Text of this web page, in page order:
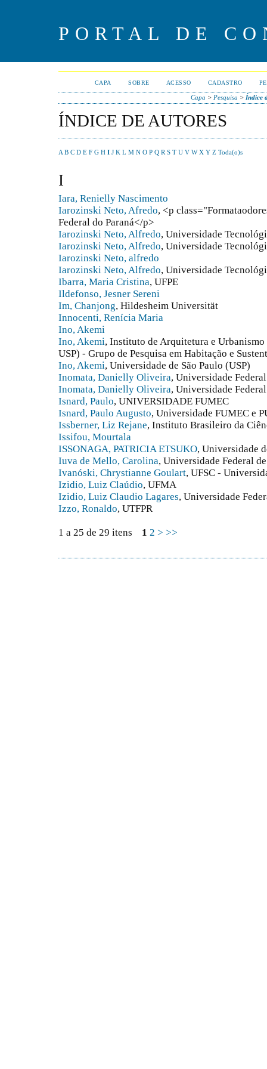
PORTAL DE
CAPA SOBRE ACESSO CADASTRO
Capa > Pesquisa > Índice
ÍNDICE DE AUTORES
A B C D E F G H I J K L M N O P Q R S T U V W X Y Z Toda(o)s
I
Iara, Renielly Nascimento
Iarozinski Neto, Afredo, <p
Federal do Paraná</p>
Iarozinski Neto, Alfredo, Universidade
Iarozinski Neto, Alfredo, Universidade
Iarozinski Neto, alfredo
Iarozinski Neto, Alfredo, Universidade
Ibarra, Maria Cristina, UFPE
Ildefonso, Jesner Sereni
Im, Chanjong, Hildesheim Universität
Innocenti, Renícia Maria
Ino, Akemi
Ino, Akemi, Instituto de Arquitetura e
USP) - Grupo de Pesquisa em Habitação e
Ino, Akemi, Universidade de São Paulo (USP)
Inomata, Danielly Oliveira, Universidade
Inomata, Danielly Oliveira, Universidade
Isnard, Paulo, UNIVERSIDADE FUMEC
Isnard, Paulo Augusto, Universidade FUMEC e
Issberner, Liz Rejane, Instituto Brasileiro da
Issifou, Mourtala
ISSONAGA, PATRICIA ETSUKO, Universidade
Iuva de Mello, Carolina, Universidade Federal
Ivanóski, Chrystianne Goulart, UFSC -
Izidio, Luiz Claúdio, UFMA
Izidio, Luiz Claudio Lagares, Universidade
Izzo, Ronaldo, UTFPR
1 a 25 de 29 itens 1 2 > >>